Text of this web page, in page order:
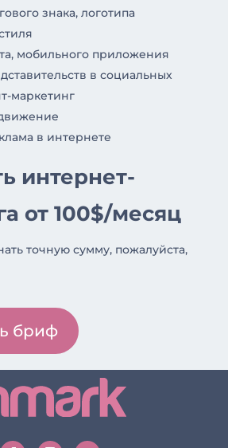
знака, логотипа
мобильного приложения
в социальных
маркетинг
в интернете
интернет-
от 100$/месяц
точную сумму, пожалуйста,
бриф